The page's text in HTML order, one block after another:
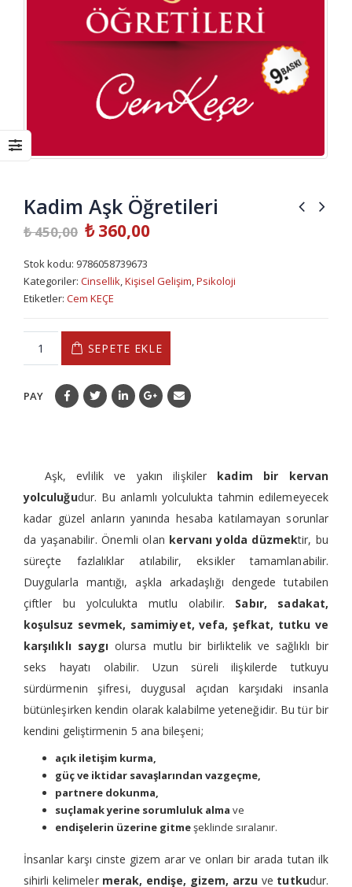
Kadim Aşk Öğretileri
₺450,00 ₺360,00
Stok kodu: 9786058739673
Kategoriler: Cinsellik Kişisel Gelişim Psikoloji
Etiketler: Cem KEÇE
SEPETE EKLE
PAY
Aşk, evlilik ve yakın ilişkiler kadim bir kervan
yolculuğudur. Bu anlamlı yolculukta tahmin edilemeyecek
kadar güzel anların yanında hesaba katılamayan sorunlar
da yaşanabilir. Önemli olan kervanı yolda düzmektir, bu
süreçte fazlalıklar atılabilir, eksikler tamamlanabilir.
Duygularla mantığı, aşkla arkadaşlığı dengede tutabilen
çiftler bu yolculukta mutlu olabilir. Sabır, sadakat,
koşulsuz sevmek, samimiyet, vefa, şefkat, tutku ve
karşılıklı saygı olursa mutlu bir birliktelik ve sağlıklı bir
seks hayatı olabilir. Uzun süreli ilişkilerde tutkuyu
sürdürmenin şifresi, duygusal açıdan karşıdaki insanla
bütünleşirken kendin olarak kalabilme yeteneğidir. Bu tür bir
kendini geliştirmenin 5 ana bileşeni;
açık iletişim kurma,
güç ve iktidar savaşlarından vazgeçme,
partnere dokunma,
suçlamak yerine sorumluluk alma ve
endişelerin üzerine gitmeşeklinde sıralanır.
İnsanlar karşı cinste gizem arar ve onları bir arada tutan ilk
sihirli kelimeler merak, endişe, gizem, arzu ve tutkudur.